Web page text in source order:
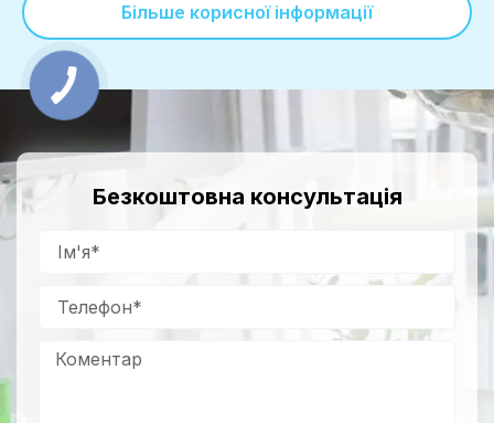
Більше корисної інформації
Безкоштовна консультація